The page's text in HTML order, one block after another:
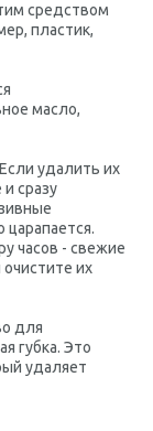
средством
пластик,
масло,
удалить их
сразу
царапается.
часов - свежие
их
для
губка. Это
удаляет